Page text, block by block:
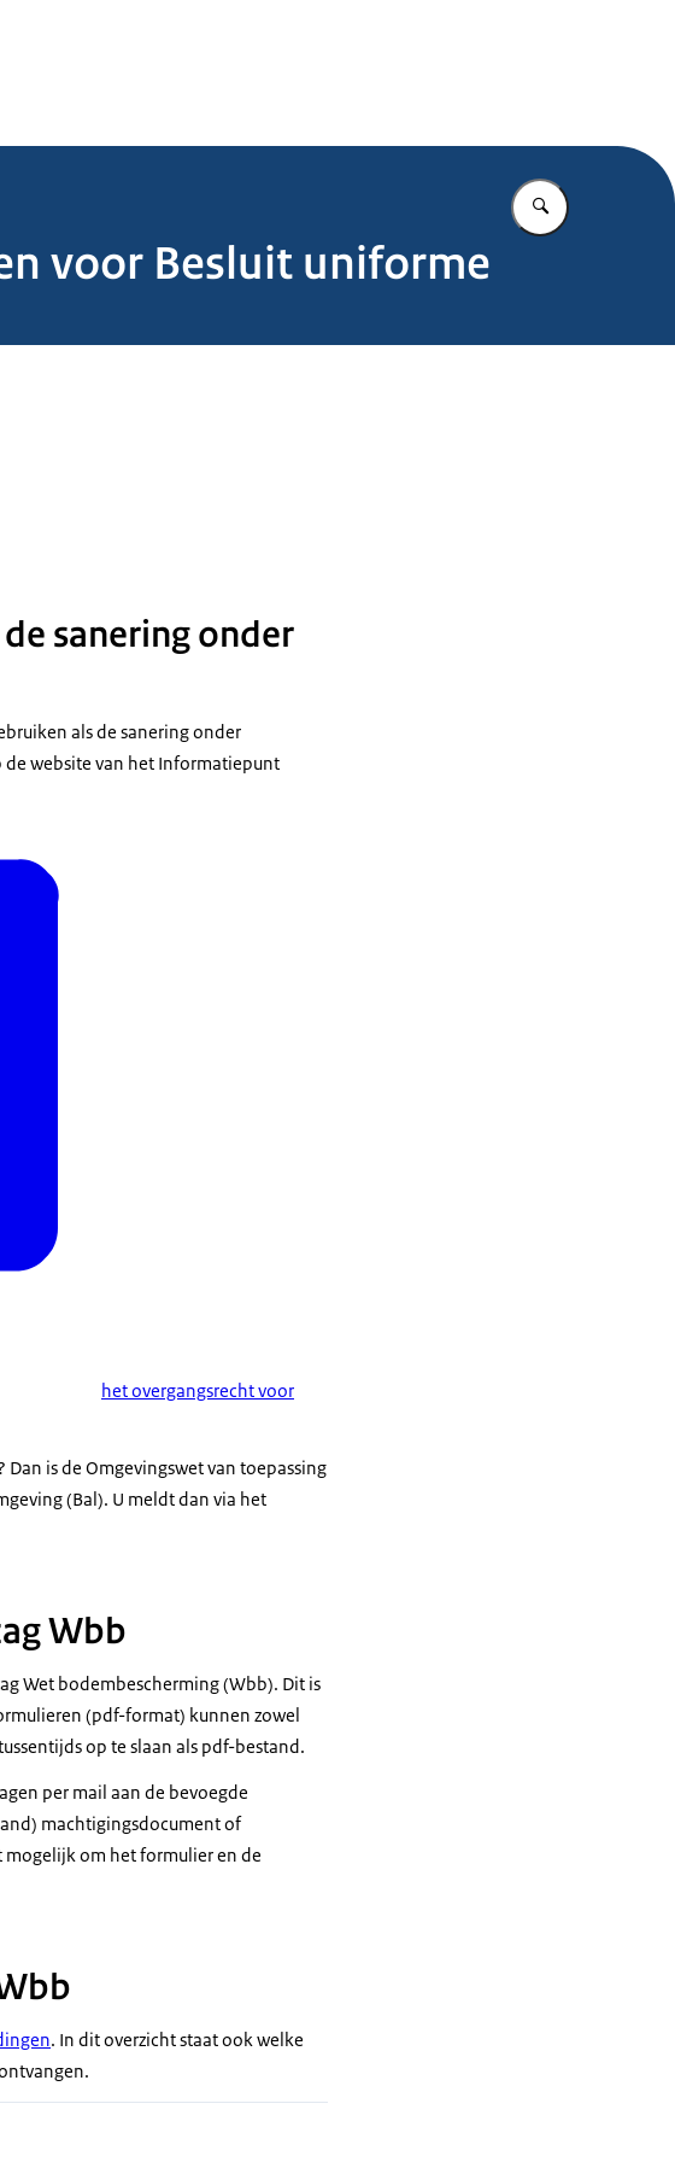
Vul in wat u
voor Besluit uniforme
sanering onder
als de sanering onder
website van het Informatiepunt
het overgangsrecht voor
is de Omgevingswet van toepassing
(Bal). U meldt dan via het
Wbb
Wet bodembescherming (Wbb). Dit is
(pdf-format) kunnen zowel
op te slaan als pdf-bestand.
per mail aan de bevoegde
machtigingsdocument of
om het formulier en de
. In dit overzicht staat ook welke